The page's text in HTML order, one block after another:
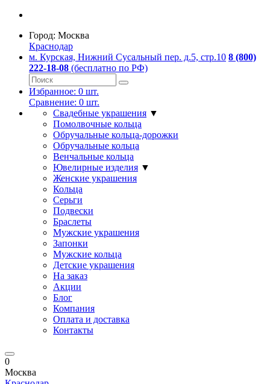
Город: Москва
Краснодар
м. Курская, Нижний Сусальный пер. д.5, стр.10 8 (800)
222-18-08 (бесплатно по РФ)
Избранное: 0 шт.
Сравнение: 0 шт.
Свадебные украшения ▼
Помолвочные кольца
Обручальные кольца-дорожки
Обручальные кольца
Венчальные кольца
Ювелирные изделия ▼
Женские украшения
Кольца
Серьги
Подвески
Браслеты
Мужские украшения
Запонки
Мужские кольца
Детские украшения
На заказ
Акции
Блог
Компания
Оплата и доставка
Контакты
0
Москва